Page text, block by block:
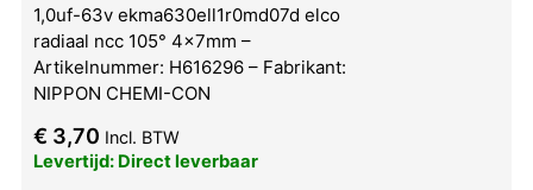
1,0uf-63v ekma630ell1r0md07d elco
radiaal ncc 105° 4x7mm –
Artikelnummer: H616296 – Fabrikant:
NIPPON CHEMI-CON
€ 3,70 Incl. BTW
Levertijd: Direct leverbaar